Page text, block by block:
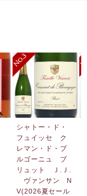
シャトー・ド・
フュイッセ ク
レマン・ド・ブ
ルゴーニュ ブ
リュット Ｊ.Ｊ.
ヴァンサン N
V(2026夏セール